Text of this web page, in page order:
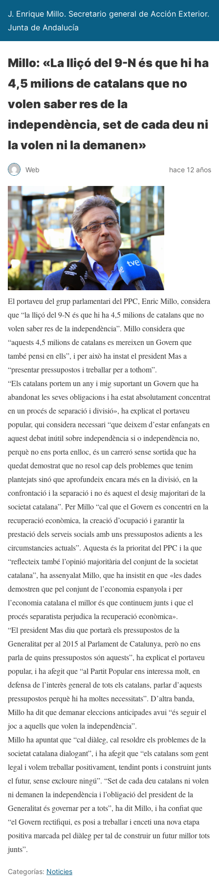
J. Enrique Millo. Secretario general de Acción Exterior.
Junta de Andalucía
Millo: «La lliçó del 9-N és que hi ha
4,5 milions de catalans que no
volen saber res de la
independència, set de cada deu ni
la volen ni la demanen»
Web hace 12 años
El portaveu del grup parlamentari del PPC, Enric Millo, considera
que “la lliçó del 9-N és que hi ha 4,5 milions de catalans que no
volen saber res de la independència”. Millo considera que
“aquests 4,5 milions de catalans es mereixen un Govern que
també pensi en ells”, i per això ha instat el president Mas a
“presentar pressupostos i treballar per a tothom”.
“Els catalans portem un any i mig suportant un Govern que ha
abandonat les seves obligacions i ha estat absolutament concentrat
en un procés de separació i divisió», ha explicat el portaveu
popular, qui considera necessari “que deixem d’estar enfangats en
aquest debat inútil sobre independència si o independència no,
perquè no ens porta enlloc, és un carreró sense sortida que ha
quedat demostrat que no resol cap dels problemes que tenim
plantejats sinó que aprofundeix encara més en la divisió, en la
confrontació i la separació i no és aquest el desig majoritari de la
societat catalana”. Per Millo “cal que el Govern es concentri en la
recuperació econòmica, la creació d’ocupació i garantir la
prestació dels serveis socials amb uns pressupostos adients a les
circumstancies actuals”. Aquesta és la prioritat del PPC i la que
“reflecteix també l’opinió majoritària del conjunt de la societat
catalana”, ha assenyalat Millo, que ha insistit en que «les dades
demostren que pel conjunt de l’economia espanyola i per
l’economia catalana el millor és que continuem junts i que el
procés separatista perjudica la recuperació econòmica».
“El president Mas diu que portarà els pressupostos de la
Generalitat per al 2015 al Parlament de Catalunya, però no ens
parla de quins pressupostos són aquests”, ha explicat el portaveu
popular, i ha afegit que “al Partit Popular ens interessa molt, en
defensa de l’interès general de tots els catalans, parlar d’aquests
pressupostos perquè hi ha moltes necessitats”. D’altra banda,
Millo ha dit que demanar eleccions anticipades avui “és seguir el
joc a aquells que volen la independència”.
Millo ha apuntat que “cal diàleg, cal resoldre els problemes de la
societat catalana dialogant”, i ha afegit que “els catalans som gent
legal i volem treballar positivament, tendint ponts i construint junts
el futur, sense excloure ningú”. “Set de cada deu catalans ni volen
ni demanen la independència i l’obligació del president de la
Generalitat és governar per a tots”, ha dit Millo, i ha confiat que
“el Govern rectifiqui, es posi a treballar i enceti una nova etapa
positiva marcada pel diàleg per tal de construir un futur millor tots
junts”.
Categorías: Noticies